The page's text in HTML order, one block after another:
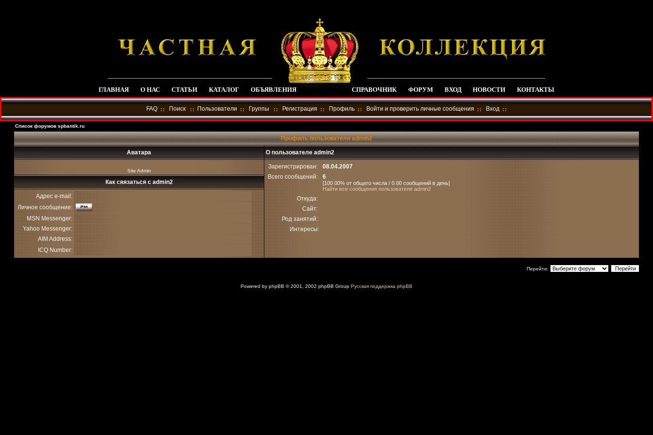
ГЛАВНАЯ О НАС СТАТЬИ КАТАЛОГ ОБЪЯВЛЕНИЯ СПРАВОЧНИК ФОРУМ ВХОД НОВОСТИ КОНТАКТЫ
FAQ Поиск Пользователи Группы Регистрация Профиль Войти и проверить личные сообщения Вход
Список форумов spbantik.ru
Профиль пользователя admin2
Аватара О пользователе admin2
Site Admin
Зарегистрирован:
08.04.2007
Всего сообщений:
6
[100.00% от общего числа / 0.00 сообщений в день]
Найти все сообщения пользователя admin2
Откуда:
Сайт:
Род занятий:
Интересы:
Как связаться с admin2
Адрес e-mail:
Личное сообщение:
MSN Messenger:
Yahoo Messenger:
AIM Address:
ICQ Number:
Перейти:
Powered by phpBB © 2001, 2002 phpBB Group Русская поддержка phpBB